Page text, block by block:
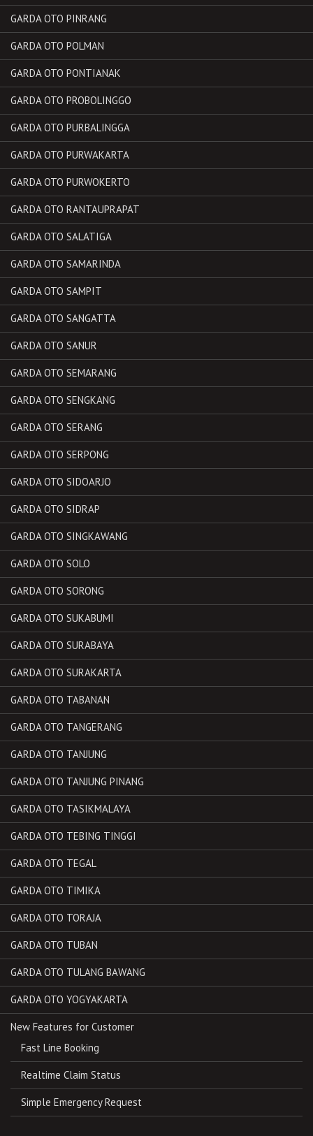
GARDA OTO PINRANG
GARDA OTO POLMAN
GARDA OTO PONTIANAK
GARDA OTO PROBOLINGGO
GARDA OTO PURBALINGGA
GARDA OTO PURWAKARTA
GARDA OTO PURWOKERTO
GARDA OTO RANTAUPRAPAT
GARDA OTO SALATIGA
GARDA OTO SAMARINDA
GARDA OTO SAMPIT
GARDA OTO SANGATTA
GARDA OTO SANUR
GARDA OTO SEMARANG
GARDA OTO SENGKANG
GARDA OTO SERANG
GARDA OTO SERPONG
GARDA OTO SIDOARJO
GARDA OTO SIDRAP
GARDA OTO SINGKAWANG
GARDA OTO SOLO
GARDA OTO SORONG
GARDA OTO SUKABUMI
GARDA OTO SURABAYA
GARDA OTO SURAKARTA
GARDA OTO TABANAN
GARDA OTO TANGERANG
GARDA OTO TANJUNG
GARDA OTO TANJUNG PINANG
GARDA OTO TASIKMALAYA
GARDA OTO TEBING TINGGI
GARDA OTO TEGAL
GARDA OTO TIMIKA
GARDA OTO TORAJA
GARDA OTO TUBAN
GARDA OTO TULANG BAWANG
GARDA OTO YOGYAKARTA
New Features for Customer
Fast Line Booking
Realtime Claim Status
Simple Emergency Request